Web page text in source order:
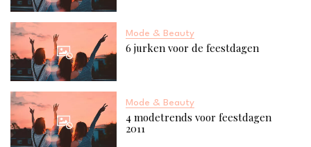
Mode & Beauty
6 jurken voor de feestdagen
Mode & Beauty
4 modetrends voor feestdagen
2011